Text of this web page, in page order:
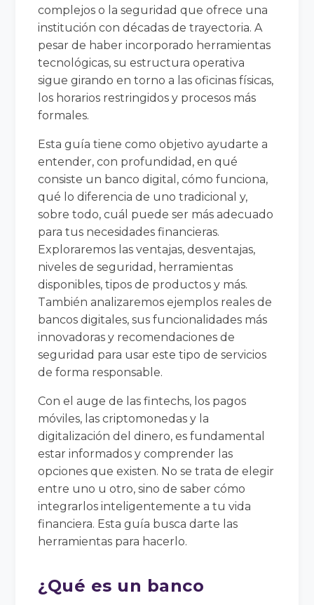
complejos o la seguridad que ofrece una
institución con décadas de trayectoria. A
pesar de haber incorporado herramientas
tecnológicas, su estructura operativa
sigue girando en torno a las oficinas físicas,
los horarios restringidos y procesos más
formales.
Esta guía tiene como objetivo ayudarte a
entender, con profundidad, en qué
consiste un banco digital, cómo funciona,
qué lo diferencia de uno tradicional y,
sobre todo, cuál puede ser más adecuado
para tus necesidades financieras.
Exploraremos las ventajas, desventajas,
niveles de seguridad, herramientas
disponibles, tipos de productos y más.
También analizaremos ejemplos reales de
bancos digitales, sus funcionalidades más
innovadoras y recomendaciones de
seguridad para usar este tipo de servicios
de forma responsable.
Con el auge de las fintechs, los pagos
móviles, las criptomonedas y la
digitalización del dinero, es fundamental
estar informados y comprender las
opciones que existen. No se trata de elegir
entre uno u otro, sino de saber cómo
integrarlos inteligentemente a tu vida
financiera. Esta guía busca darte las
herramientas para hacerlo.
¿Qué es un banco